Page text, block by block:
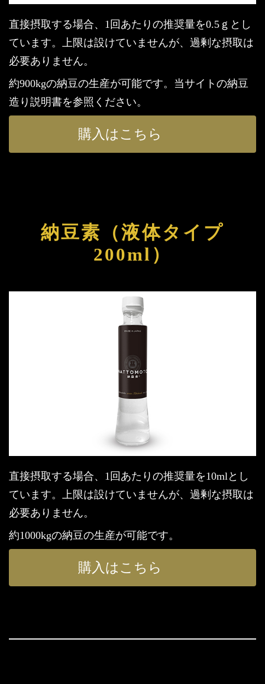
直接摂取する場合、1回あたりの推奨量を0.5ｇとし
ています。上限は設けていませんが、過剰な摂取は
必要ありません。
約900kgの納豆の生産が可能です。当サイトの納豆
造り説明書を参照ください。
購入はこちら
納豆素（液体タイプ
200ml）
直接摂取する場合、1回あたりの推奨量を10mlとし
ています。上限は設けていませんが、過剰な摂取は
必要ありません。
約1000kgの納豆の生産が可能です。
購入はこちら